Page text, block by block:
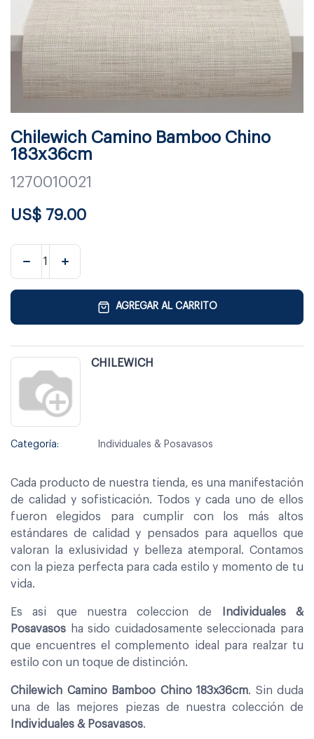
Chilewich Camino Bamboo Chino
183x36cm
1270010021
US$ 79.00
AGREGAR AL CARRITO
CHILEWICH
Categoría: Individuales & Posavasos
Cada producto de nuestra tienda, es una manifestación
de calidad y sofisticación. Todos y cada uno de ellos
fueron elegidos para cumplir con los más altos
estándares de calidad y pensados para aquellos que
valoran la exlusividad y belleza atemporal. Contamos
con la pieza perfecta para cada estilo y momento de tu
vida.
Es asi que nuestra coleccion de
Individuales &
Posavasos ha sido cuidadosamente seleccionada para
que encuentres el complemento ideal para realzar tu
estilo con un toque de distinción.
Chilewich Camino Bamboo Chino 183x36cm. Sin duda
una de las mejores piezas de nuestra colección de
Individuales & Posavasos.